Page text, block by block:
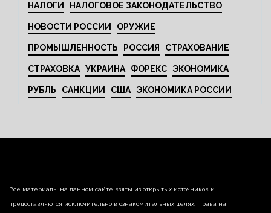
НАЛОГИ НАЛОГОВОЕ ЗАКОНОДАТЕЛЬСТВО
НОВОСТИ РОССИИ ОРУЖИЕ
ПРОМЫШЛЕННОСТЬ РОССИЯ СТРАХОВАНИЕ
СТРАХОВКА УКРАИНА ФОРЕКС ЭКОНОМИКА
РУБЛЬ САНКЦИИ США ЭКОНОМИКА РОССИИ
Все материалы на данном сайте взяты из открытых источников и
предоставляются исключительно в ознакомительных целях. Права на